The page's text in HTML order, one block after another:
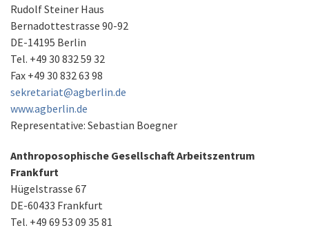
Rudolf Steiner Haus
Bernadottestrasse 90-92
DE-14195 Berlin
Tel. +49 30 832 59 32
Fax +49 30 832 63 98
sekretariat@agberlin.de
www.agberlin.de
Representative: Sebastian Boegner
Anthroposophische Gesellschaft Arbeitszentrum
Frankfurt
Hügelstrasse 67
DE-60433 Frankfurt
Tel. +49 69 53 09 35 81